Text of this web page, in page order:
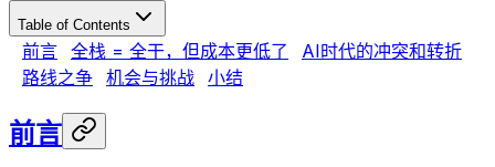
Table of Contents
前言 全栈 = 全干，但成本更低了
AI时代的冲突和转折
路线之争 机会与挑战 小结
前言